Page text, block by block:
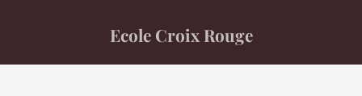
Ecole Croix Rouge